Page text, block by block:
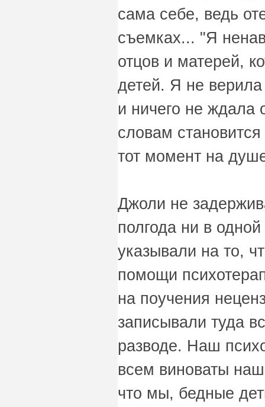
сама себе, ведь
съемках... "Я
отцов и матерей,
детей. Я не
и ничего не ждала
словам
тот момент на
Джоли не
полгода ни в
указывали на то,
помощи
на поучения
записывали туда
разводе. Наш
всем виноваты
что мы, бедные